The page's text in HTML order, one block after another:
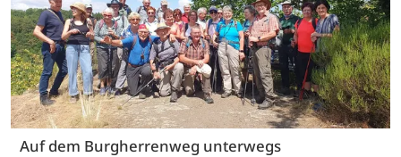
Auf dem Burgherrenweg unterwegs